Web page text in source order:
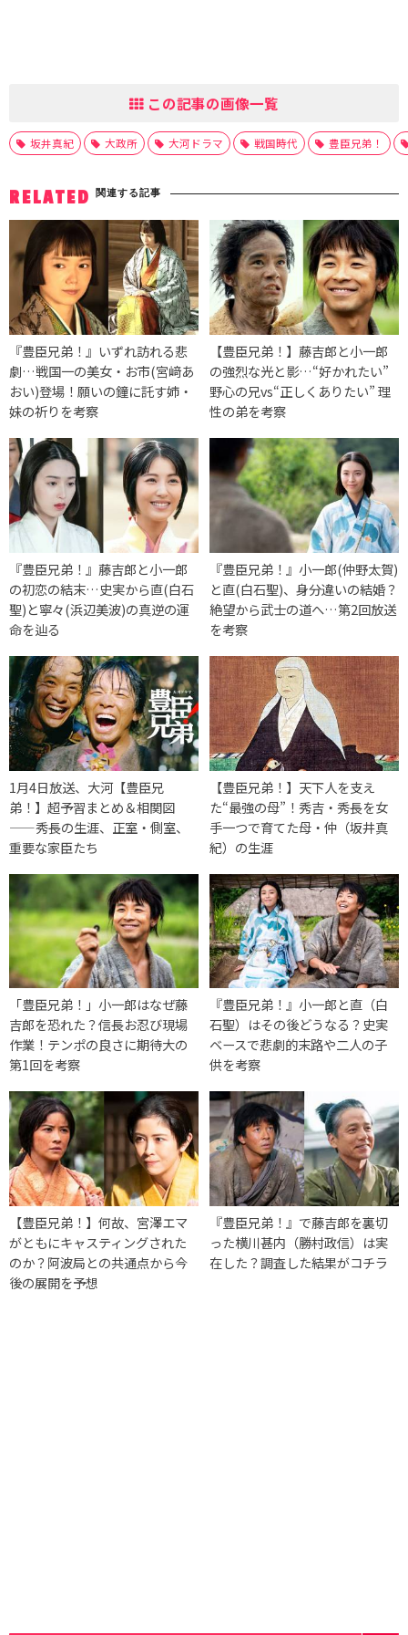
この記事の画像一覧
坂井真紀 大政所 大河ドラマ 戦国時代 豊臣兄弟！
RELATED 関連する記事
『豊臣兄弟！』いずれ訪れる悲
劇…戦国一の美女・お市(宮﨑あ
おい)登場！願いの鐘に託す姉・
妹の祈りを考察
【豊臣兄弟！】藤吉郎と小一郎
の強烈な光と影…“好かれたい”
野心の兄vs“正しくありたい” 理
性の弟を考察
『豊臣兄弟！』藤吉郎と小一郎
の初恋の結末…史実から直(白石
聖)と寧々(浜辺美波)の真逆の運
命を辿る
『豊臣兄弟！』小一郎(仲野太賀)
と直(白石聖)、身分違いの結婚？
絶望から武士の道へ…第2回放送
を考察
1月4日放送、大河【豊臣兄
弟！】超予習まとめ＆相関図
——秀長の生涯、正室・側室、
重要な家臣たち
【豊臣兄弟！】天下人を支え
た“最強の母”！秀吉・秀長を女
手一つで育てた母・仲（坂井真
紀）の生涯
「豊臣兄弟！」小一郎はなぜ藤
吉郎を恐れた？信長お忍び現場
作業！テンポの良さに期待大の
第1回を考察
『豊臣兄弟！』小一郎と直（白
石聖）はその後どうなる？史実
ベースで悲劇的末路や二人の子
供を考察
【豊臣兄弟！】何故、宮澤エマ
がともにキャスティングされた
のか？阿波局との共通点から今
後の展開を予想
『豊臣兄弟！』で藤吉郎を裏切
った横川甚内（勝村政信）は実
在した？調査した結果がコチラ